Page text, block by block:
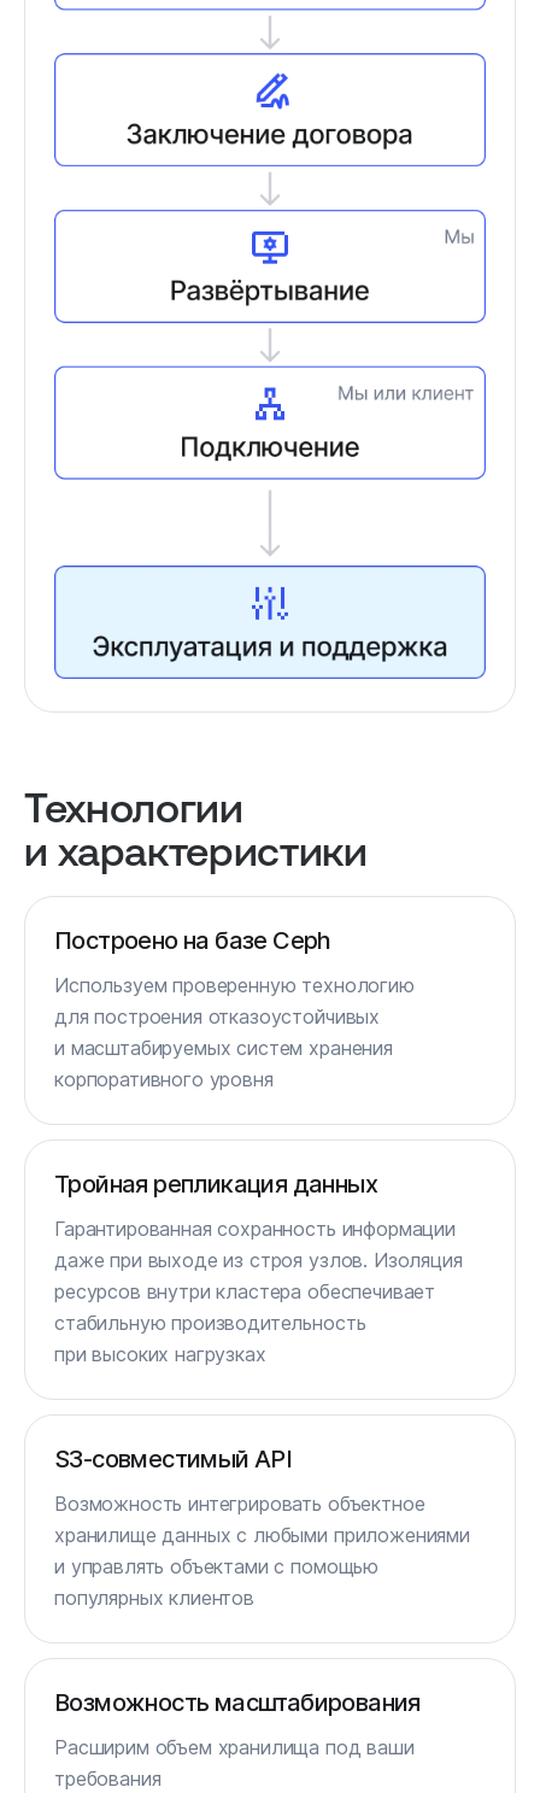
Технологии
и характеристики
Построено на базе Ceph
Используем проверенную технологию
для построения отказоустойчивых
и масштабируемых систем хранения
корпоративного уровня
Тройная репликация данных
Гарантированная сохранность информации
даже при выходе из строя узлов. Изоляция
ресурсов внутри кластера обеспечивает
стабильную производительность
при высоких нагрузках
S3‑совместимый API
Возможность интегрировать объектное
хранилище данных с любыми приложениями
и управлять объектами с помощью
популярных клиентов
Возможность масштабирования
Расширим объем хранилища под ваши
требования